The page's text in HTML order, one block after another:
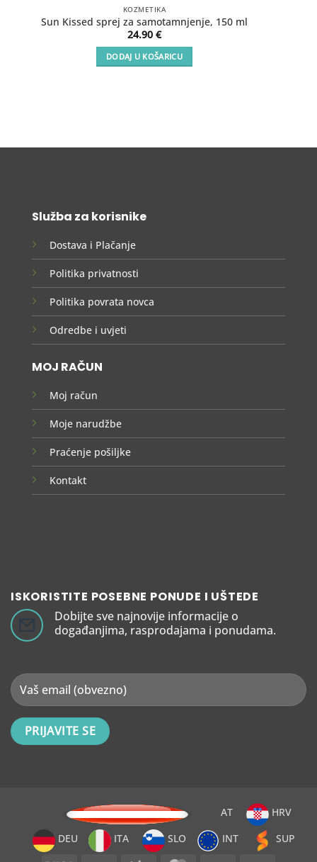
KOZMETIKA
Sun Kissed sprej za samotamnjenje, 150 ml
24.90 €
DODAJ U KOŠARICU
Služba za korisnike
Dostava i Plačanje
Politika privatnosti
Politika povrata novca
Odredbe i uvjeti
MOJ RAČUN
Moj račun
Moje narudžbe
Praćenje pošiljke
Kontakt
ISKORISTITE POSEBNE PONUDE I UŠTEDE
Dobijte sve najnovije informacije o
događanjima, rasprodajama i ponudama.
AT
HRV
DEU
ITA SLO INT
SUP